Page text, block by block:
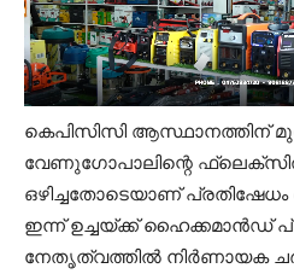
കെപിസിസി ആസ്ഥാനത്തിന്
വേണുഗോപാലിന്റെ
ഒഴിച്ചതോടെയാണ്
ഇന്ന് ഉച്ചയ്ക്ക് ഹൈക്കമാൻഡ്
നേതൃത്വത്തിൽ നിർണായക